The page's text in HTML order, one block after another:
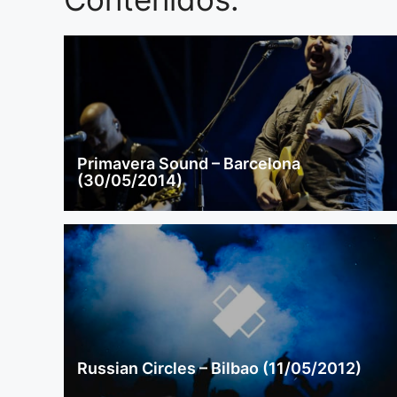
Primavera Sound – Barcelona
(30/05/2014)
Russian Circles – Bilbao (11/05/2012)